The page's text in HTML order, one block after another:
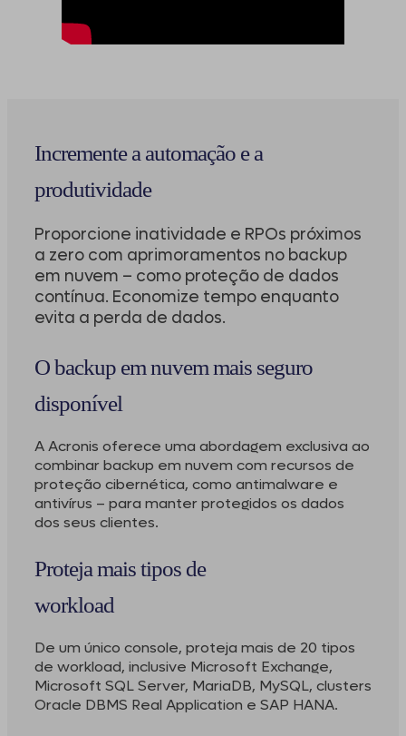
Incremente a automação e a
produtividade
Proporcione inatividade e RPOs próximos
a zero com aprimoramentos no backup
em nuvem – como proteção de dados
contínua. Economize tempo enquanto
evita a perda de dados.
O backup em nuvem mais seguro
disponível
A Acronis oferece uma abordagem exclusiva ao
combinar backup em nuvem com recursos de
proteção cibernética, como antimalware e
antivírus – para manter protegidos os dados
dos seus clientes.
Proteja mais tipos de
workload
De um único console, proteja mais de 20 tipos
de workload, inclusive Microsoft Exchange,
Microsoft SQL Server, MariaDB, MySQL, clusters
Oracle DBMS Real Application e SAP HANA.